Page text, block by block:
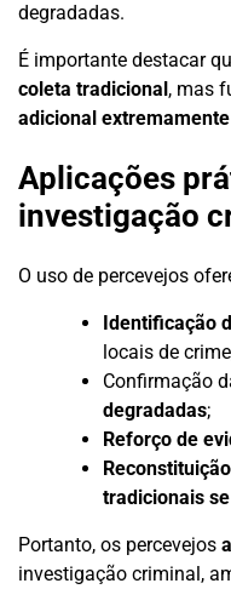
degradadas.
É importante destacar
coleta tradicional , mas
adicional
Aplicações
investigação
O uso de percevejos
Identificação
locais de
Confirmação
degradadas;
Reforço de
tradicionais
Portanto, os percevejos
investigação criminal,